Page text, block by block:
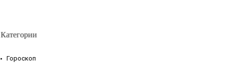
Категории
Гороскоп